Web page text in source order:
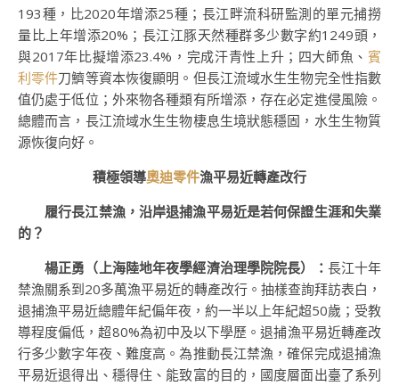
193種，比2020年增添25種；長江畔流科研監測的單元捕撈
量比上年增添20%；長江江豚天然種群多少數字約1249頭，
與2017年比擬增添23.4%，完成汗青性上升；四大師魚、 賓
利零件刀鱭等資本恢復顯明。但長江流域水生生物完全性指數
值仍處于低位；外來物各種類有所增添，存在必定進侵風險。
總體而言，長江流域水生生物棲息生境狀態穩固，水生生物質
源恢復向好。
積極領導奧迪零件漁平易近轉產改行
履行長江禁漁，沿岸退捕漁平易近是若何保證生涯和失業
的？
楊正勇（上海陸地年夜學經濟治理學院院長）
： 長江十年
禁漁關系到20多萬漁平易近的轉產改行。抽樣查詢拜訪表白，
退捕漁平易近總體年紀偏年夜，約一半以上年紀超50歲；受教
導程度偏低，超80%為初中及以下學歷。退捕漁平易近轉產改
行多少數字年夜、難度高。為推動長江禁漁，確保完成退捕漁
平易近退得出、穩得住、能致富的目的，國度層面出臺了系列